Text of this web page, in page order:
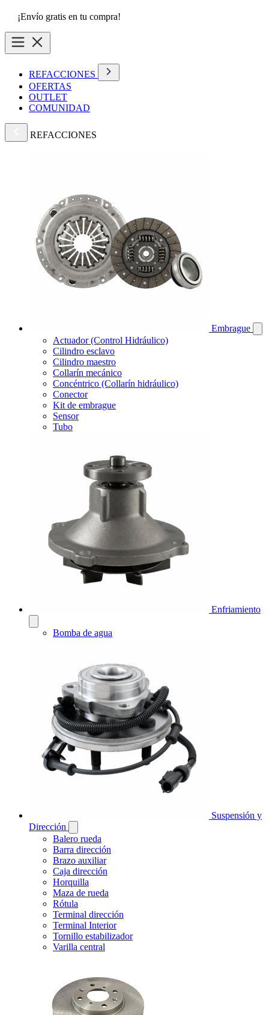
¡Envío gratis en tu compra!
REFACCIONES
OFERTAS
OUTLET
COMUNIDAD
REFACCIONES
Embrague
Actuador (Control Hidráulico)
Cilindro esclavo
Cilindro maestro
Collarín mecánico
Concéntrico (Collarín hidráulico)
Conector
Kit de embrague
Sensor
Tubo
Enfriamiento
Bomba de agua
Suspensión y
Dirección
Balero rueda
Barra dirección
Brazo auxiliar
Caja dirección
Horquilla
Maza de rueda
Rótula
Terminal dirección
Terminal Interior
Tornillo estabilizador
Varilla central